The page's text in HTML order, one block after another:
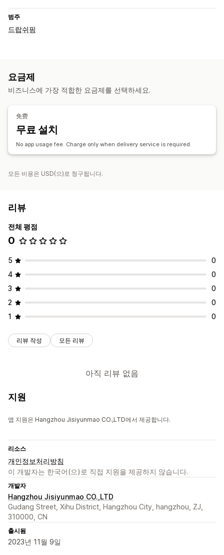
범주
드랍쉬핑
요금제
비즈니스에 가장 적합한 요금제를 선택하세요.
免费
무료 설치
No app usage fee. Charge only when delivery service is required.
모든 비용은 USD(으)로 청구됩니다.
리뷰
전체 평점
0
5
0
4
0
3
0
2
0
1
0
리뷰 작성 모든 리뷰
아직 리뷰 없음
지원
앱 지원은 Hangzhou Jisiyunmao CO.,LTD에서 제공합니다.
리소스
개인정보처리방침
이 개발자는 한국어(으)로 직접 지원을 제공하지 않습니다.
개발자
Hangzhou Jisiyunmao CO.,LTD
Gudang Street, Xihu District, Hangzhou City, hangzhou, ZJ,
310000, CN
출시됨
2023년 11월 9일